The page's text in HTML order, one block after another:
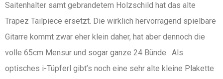
Saitenhalter samt gebrandetem Holzschild hat das alte
Trapez Tailpiece ersetzt. Die wirklich hervorragend spielbare
Gitarre kommt zwar eher klein daher, hat aber dennoch die
volle 65cm Mensur und sogar ganze 24 Bünde. Als
optisches i-Tüpferl gibt’s noch eine sehr alte kleine Plakette